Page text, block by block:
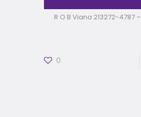
R O B Viana 213272-4787 –
0